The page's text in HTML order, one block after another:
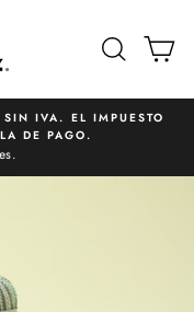
SIN IVA. EL IMPUESTO
DE PAGO.